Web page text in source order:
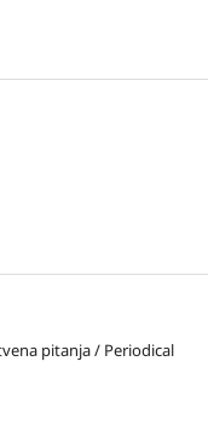
pitanja / Periodical